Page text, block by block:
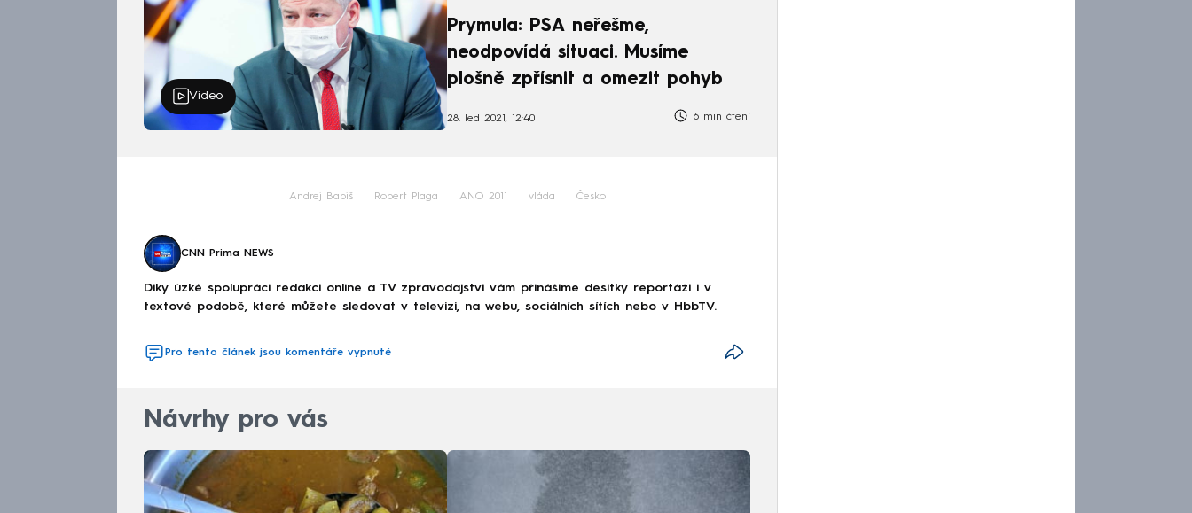
Video
Prymula: PSA neřešme,
neodpovídá situaci. Musíme
plošně zpřísnit a omezit pohyb
28. led 2021, 12:40 6 min čtení
Andrej Babiš Robert Plaga ANO 2011 vláda Česko
CNN Prima NEWS
Díky úzké spolupráci redakcí online a TV zpravodajství vám přinášíme desítky reportáží i v
textové podobě, které můžete sledovat v televizi, na webu, sociálních sítích nebo v HbbTV.
Pro tento článek jsou komentáře vypnuté
Návrhy pro vás